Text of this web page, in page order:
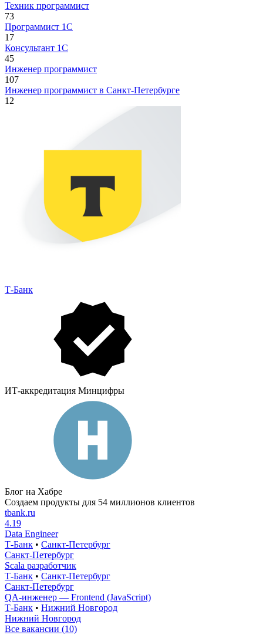
Техник программист
73
Программист 1С
17
Консультант 1С
45
Инженер программист
107
Инженер программист в Санкт-Петербурге
12
Т-Банк
ИТ-аккредитация Минцифры
Блог на Хабре
Создаем продукты для 54 миллионов клиентов
tbank.ru
4.19
Data Engineer
Т-Банк • Санкт-Петербург
Санкт-Петербург
Scala разработчик
Т-Банк • Санкт-Петербург
Санкт-Петербург
QA-инженер — Frontend (JavaScript)
Т-Банк • Нижний Новгород
Нижний Новгород
Все вакансии (10)